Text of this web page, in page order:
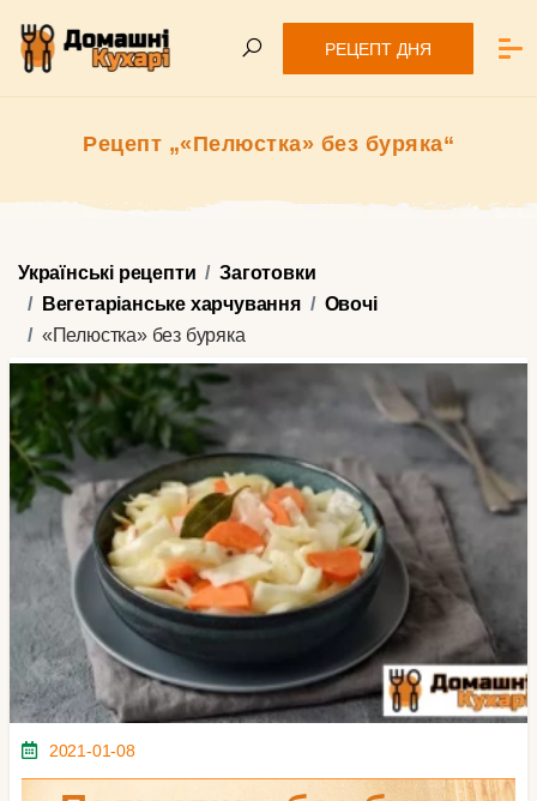
РЕЦЕПТ ДНЯ
Рецепт „«Пелюстка» без буряка“
Українські рецепти
Заготовки
Вегетаріанське харчування
Овочі
«Пелюстка» без буряка
2021-01-08